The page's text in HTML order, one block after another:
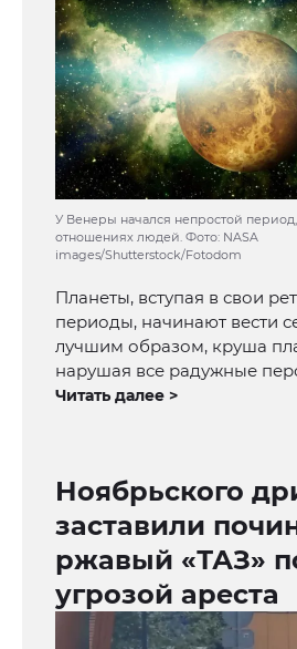
У Венеры начался непростой
отношениях людей. Фото: NASA
images/Shutterstock/Fotodom
Планеты, вступая в свои
периоды, начинают вести
лучшим образом, круша
нарушая все радужные
Читать далее >
Ноябрьского
заставили
ржавый «ТАЗ»
угрозой ареста